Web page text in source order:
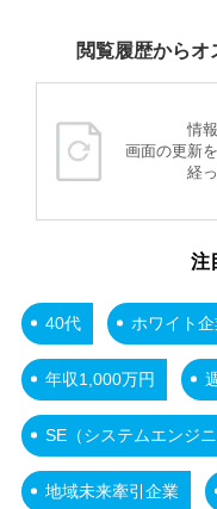
閲覧履歴からオ
情
画面の更新
経
注
40代 ホワイト
年収1,000万円
SE（システムエンジニ
地域未来牽引企業